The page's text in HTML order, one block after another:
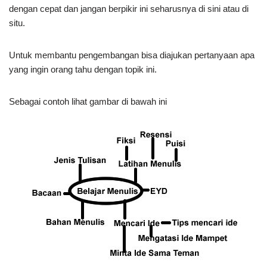
dengan cepat dan jangan berpikir ini seharusnya di sini atau di
situ.
Untuk membantu pengembangan bisa diajukan pertanyaan apa
yang ingin orang tahu dengan topik ini.
Sebagai contoh lihat gambar di bawah ini